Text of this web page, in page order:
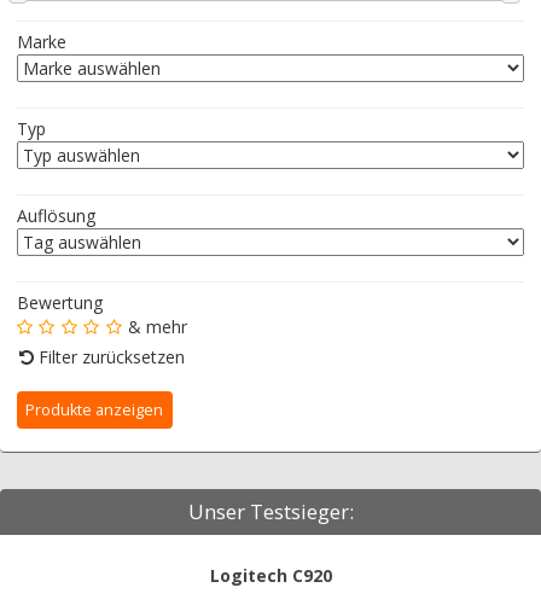
Marke
Typ
Auflösung
Bewertung
& mehr
Filter zurücksetzen
Unser Testsieger:
Logitech C920